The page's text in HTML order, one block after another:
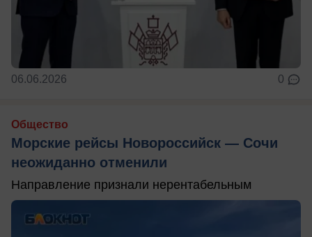
06.06.2026 0
Общество
Морские рейсы Новороссийск — Сочи
неожиданно отменили
Направление признали нерентабельным